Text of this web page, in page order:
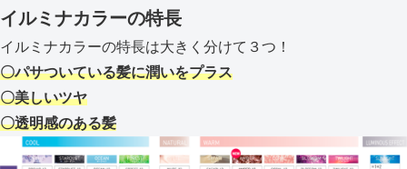
イルミナカラーの特長
イルミナカラーの特長は大きく分けて３つ！
〇パサついている髪に潤いをプラス
〇美しいツヤ
〇透明感のある髪